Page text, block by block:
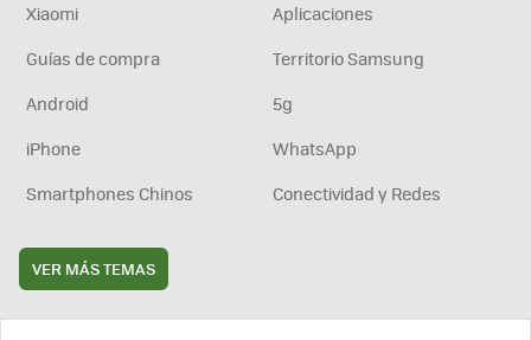
Xiaomi
Aplicaciones
Guías de compra
Territorio Samsung
Android
5g
iPhone
WhatsApp
Smartphones Chinos
Conectividad y Redes
VER MÁS TEMAS